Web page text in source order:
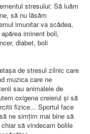
stresului: Să luăm
să nu lăsăm
imunitar va scădea,
iminent boli,
diabet, boli
de stresul zilnic care
muzica care ne
sau animalele de
oxigena creierul şi să
fizice... Sportul face
ne simţim mai bine să
să vindecam bolile